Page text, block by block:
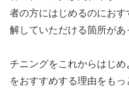
者の方にはじめるのにお
解していただける箇所があ
チニングをこれからはじ
をおすすめする理由をも